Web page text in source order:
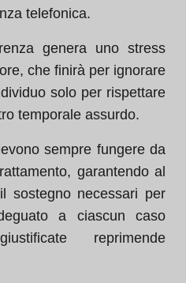
telefonica.
genera uno stress
che finirà per ignorare
solo per rispettare
temporale assurdo.
sempre fungere da
garantendo al
sostegno necessari per
a ciascun caso
reprimende